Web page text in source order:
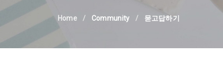
Home Community 묻고답하기